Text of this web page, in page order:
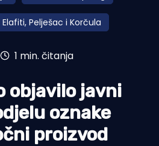
Elafiti, Pelješac i Korčula
1 min. čitanja
objavilo javni
oznake
proizvod